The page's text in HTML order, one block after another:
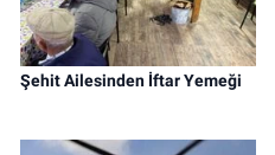
Şehit Ailesinden İftar Yemeği